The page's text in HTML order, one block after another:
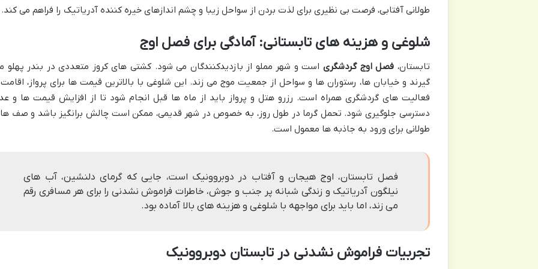
طولانی آفتابی، فرصت بی نظیری برای لذت بردن از سواحل زیبا و چشم اندازهای خیره کننده آدریاتیک را فراهم می کند.
شلوغی و هزینه های تابستانی: آمادگی برای فصل اوج
تابستان، فصل اوج گردشگری است و شهر مملو از بازدیدکنندگان می شود. کشتی های کروز متعددی در بندر پهلو
گیرند و خیابان ها، رستوران ها و سواحل از جمعیت موج می زند. این شلوغی با بالاترین قیمت ها برای پرواز،
فعالیت های گردشگری همراه است. رزرو هتل و پرواز باید از ماه ها قبل انجام شود تا از افزایش قیمت ها و
دسترسی جلوگیری شود. تحمل گرما در طول روز، به خصوص در شهر قدیمی، ممکن است چالش برانگیز باشد و صف
طولانی برای ورود به جاذبه ها معمول است.
فصل تابستان، اوج هیجان و آفتاب در دوبروونیک است، جایی که گرمای دلنشین، آب های
نیلگون آدریاتیک و زندگی شبانه پر جنب و جوش، خاطرات فراموش نشدنی را برای هر مسافری رقم
می زند، اما باید برای مواجهه با شلوغی و هزینه های بالا آماده بود.
تجربیات فراموش نشدنی در تابستان دوبروونیک